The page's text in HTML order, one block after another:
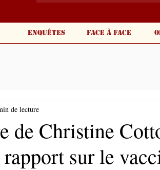
Enquêtes Face à face
de Christine
rapport sur le
de lecture